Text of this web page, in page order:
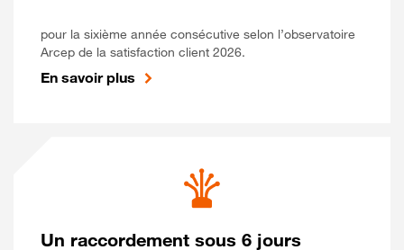
pour la sixième année consécutive selon l’observatoire
Arcep de la satisfaction client 2026.
En savoir plus
Un raccordement sous 6 jours